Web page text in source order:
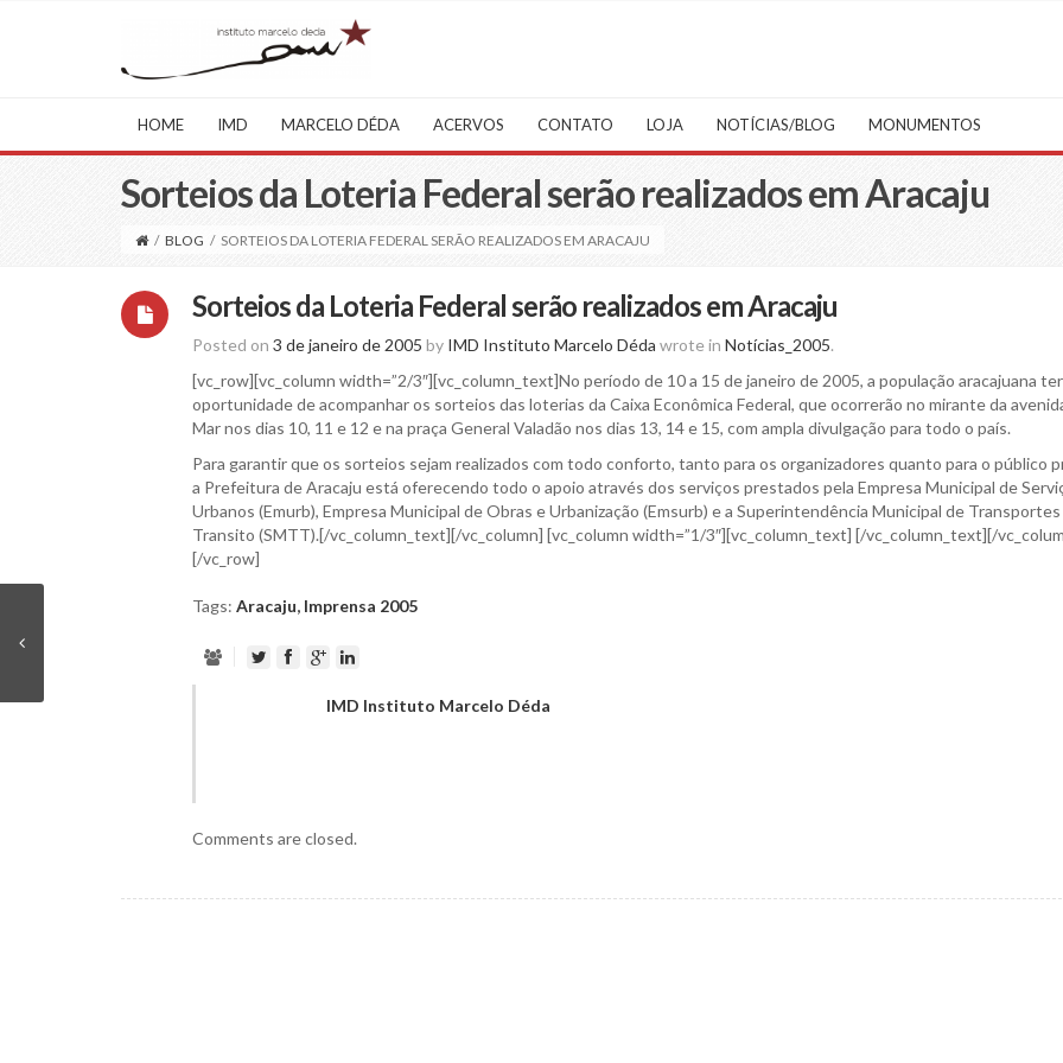
HOME IMD MARCELO DÉDA ACERVOS CONTATO LOJA NOTÍCIAS/BLOG MONUMENTOS
Sorteios da Loteria Federal serão realizados em Aracaju
/ BLOG / SORTEIOS DA LOTERIA FEDERAL SERÃO REALIZADOS EM ARACAJU
Sorteios da Loteria Federal serão realizados em Aracaju
Posted on 3 de janeiro de 2005 by IMD Instituto Marcelo Déda wrote in Notícias_2005.
[vc_row][vc_column width=”2/3″][vc_column_text]No período de 10 a 15 de janeiro de 2005, a população aracajuana
oportunidade de acompanhar os sorteios das loterias da Caixa Econômica Federal, que ocorrerão no mirante da
Mar nos dias 10, 11 e 12 e na praça General Valadão nos dias 13, 14 e 15, com ampla divulgação para todo o país.
Para garantir que os sorteios sejam realizados com todo conforto, tanto para os organizadores quanto para o público
a Prefeitura de Aracaju está oferecendo todo o apoio através dos serviços prestados pela Empresa Municipal de
Urbanos (Emurb), Empresa Municipal de Obras e Urbanização (Emsurb) e a Superintendência Municipal de
Transito (SMTT).[/vc_column_text][/vc_column] [vc_column width=”1/3″][vc_column_text] [/vc_column_text][/
[/vc_row]
Tags: Aracaju, Imprensa 2005
IMD Instituto Marcelo Déda
Comments are closed.